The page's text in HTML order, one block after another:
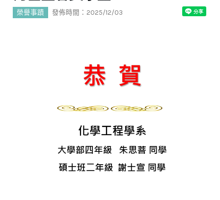
榮譽事蹟 發佈時間：2025/12/03